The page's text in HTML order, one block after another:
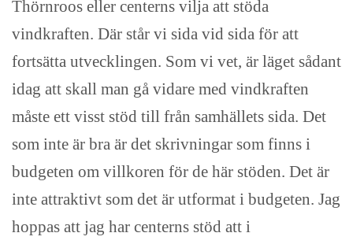
Thörnroos eller centerns vilja att stöda
vindkraften. Där står vi sida vid sida för att
fortsätta utvecklingen. Som vi vet, är läget sådant
idag att skall man gå vidare med vindkraften
måste ett visst stöd till från samhällets sida. Det
som inte är bra är det skrivningar som finns i
budgeten om villkoren för de här stöden. Det är
inte attraktivt som det är utformat i budgeten. Jag
hoppas att jag har centerns stöd att i